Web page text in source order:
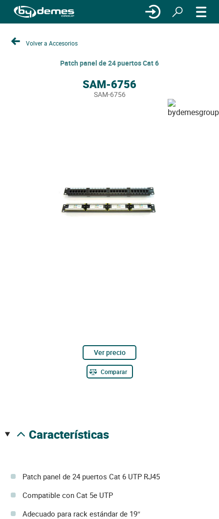
Volver a Accesorios
Patch panel de 24 puertos Cat 6
SAM-6756
SAM-6756
Ver precio
Comparar
características
Patch panel de 24 puertos Cat 6 UTP RJ45
Compatible con Cat 5e UTP
Adecuado para rack estándar de 19″